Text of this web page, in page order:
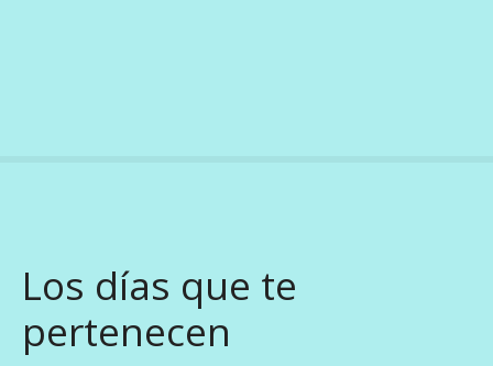
Los días que te
pertenecen